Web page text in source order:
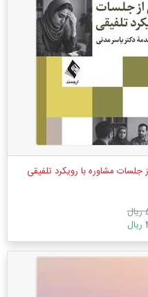
مشاوره با رویکرد تلفیقی